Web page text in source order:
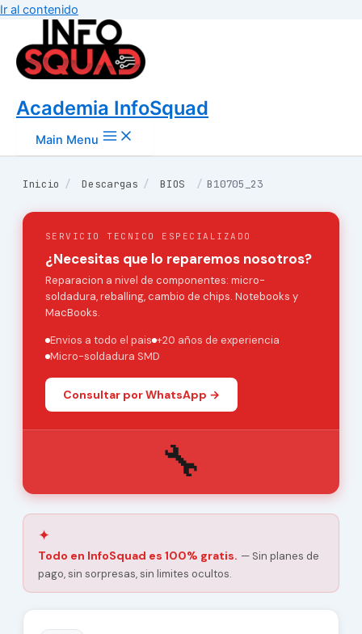
Ir al contenido
Academia InfoSquad
Main Menu
Inicio / Descargas / BIOS / B10705_23
SERVICIO TECNICO ESPECIALIZADO
¿Necesitas que lo reparemos nosotros?
Reparacion a nivel de componentes: micro-
soldadura, reballing, cambio de chips. Notebooks y
MacBooks.
Envios a todo el pais +20 años de experiencia
Micro-soldadura SMD
Consultar por WhatsApp →
🔧
✦
Todo en InfoSquad es 100% gratis. — Sin planes de
pago, sin sorpresas, sin limites ocultos.